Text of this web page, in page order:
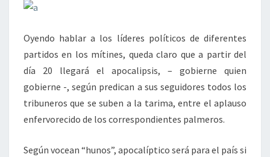
Oyendo hablar a los líderes políticos de diferentes
partidos en los mítines, queda claro que a partir del
día 20 llegará el apocalipsis, – gobierne quien
gobierne -, según predican a sus seguidores todos los
tribuneros que se suben a la tarima, entre el aplauso
enfervorecido de los correspondientes palmeros.
Según vocean “hunos”, apocalíptico será para el país si